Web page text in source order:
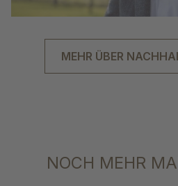
MEHR ÜBER
NOCH MEHR